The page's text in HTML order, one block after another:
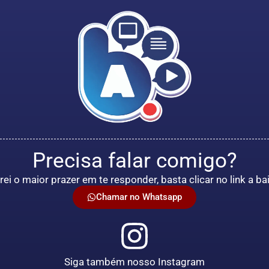
Precisa falar comigo?
o maior prazer em te responder, basta clicar no link a
Chamar no Whatsapp
Siga também nosso Instagram